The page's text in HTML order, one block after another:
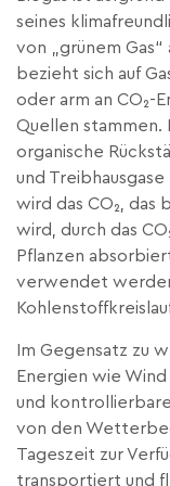
seines
von „grünem
bezieht sich auf
oder arm an CO₂-
Quellen stammen.
organische
und
wird das CO₂, das
wird, durch das
Pflanzen
verwendet
Im Gegensatz zu
Energien wie
und
von den
Tageszeit zur
transportiert und